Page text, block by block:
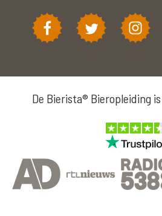
De Bierista® Bieropleiding